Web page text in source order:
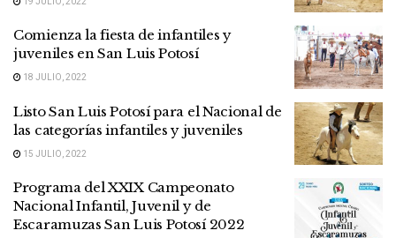
Comienza la fiesta de infantiles y
juveniles en San Luis Potosí
18 JULIO, 2022
Listo San Luis Potosí para el Nacional de
las categorías infantiles y juveniles
15 JULIO, 2022
Programa del XXIX Campeonato
Nacional Infantil, Juvenil y de
Escaramuzas San Luis Potosí 2022